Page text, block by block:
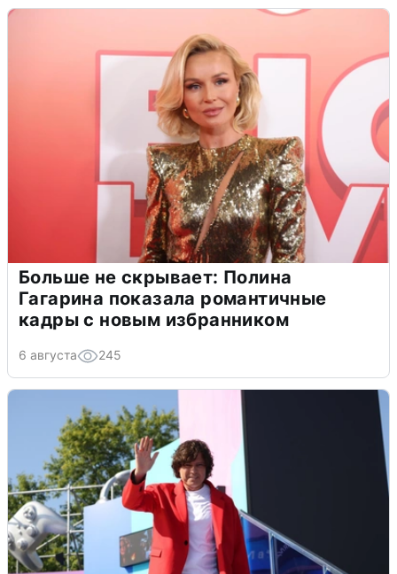
Больше не скрывает: Полина
Гагарина показала романтичные
кадры с новым избранником
6 августа 245